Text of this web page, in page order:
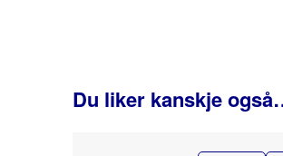
Du liker kanskje